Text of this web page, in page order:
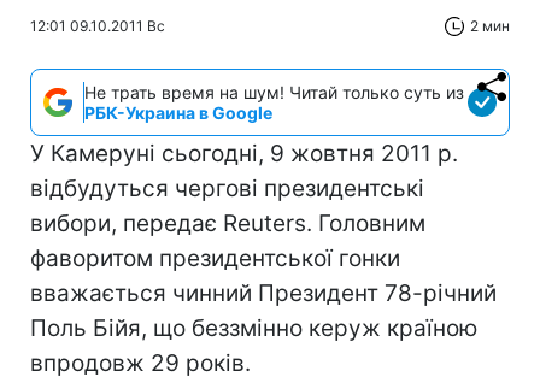
12:01 09.10.2011 Вс 2 мин
Не трать время на шум! Читай только суть из
РБК-Украина в Google
У Камеруні сьогодні, 9 жовтня 2011 р.
відбудуться чергові президентські
вибори, передає Reuters. Головним
фаворитом президентської гонки
вважається чинний Президент 78-річний
Поль Бійя, що беззмінно керуж країною
впродовж 29 років.